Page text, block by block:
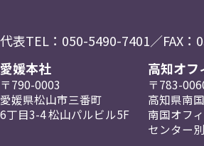
代表TEL： 050-5490-7401／FAX
愛媛本社
〒790-0003
愛媛県松山市三番町
6丁目3-4松山パルビル5F
高知オフ
〒783-
高知県南
南国オフ
センター